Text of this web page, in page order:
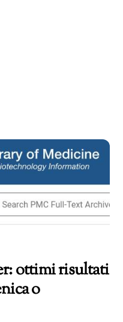
ottimi risultati
o